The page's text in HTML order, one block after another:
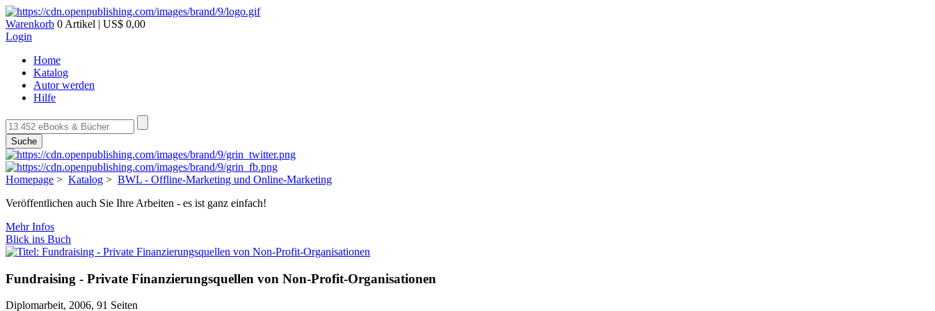
Warenkorb 0 Artikel | US$ 0,00
Login
Home
Katalog
Autor werden
Hilfe
Suche
Homepage > Katalog > BWL - Offline-Marketing und Online-Marketing
Veröffentlichen auch Sie Ihre Arbeiten - es ist ganz einfach!
Mehr Infos
Blick ins Buch
Fundraising - Private Finanzierungsquellen von Non-Profit-Organisationen
Diplomarbeit, 2006, 91 Seiten